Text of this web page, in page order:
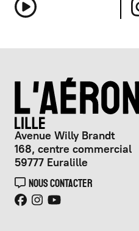
Avenue Willy Brandt
168, centre commercial
59777 Euralille
NOUS CONTACTER